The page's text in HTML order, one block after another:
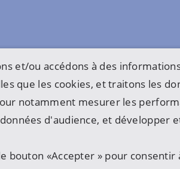
et/ou accédons à des
que les cookies, et traitons les
notamment mesurer les
d'audience, et développer
bouton «Accepter » pour consentir